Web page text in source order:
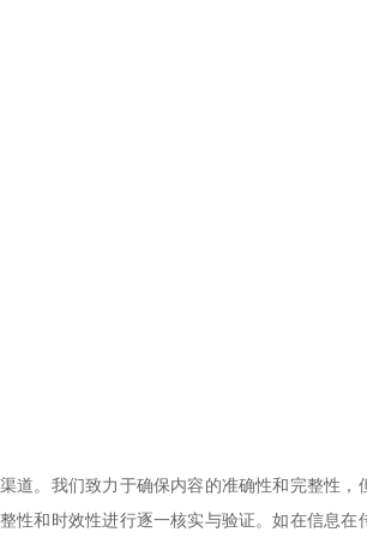
道。我们致力于确保内容的准确性和完整性，
性和时效性进行逐一核实与验证。如在信息在